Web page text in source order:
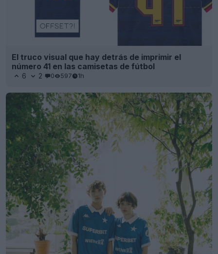
El truco visual que hay detrás de imprimir el
número 41 en las camisetas de fútbol
6 2 0 597 1h